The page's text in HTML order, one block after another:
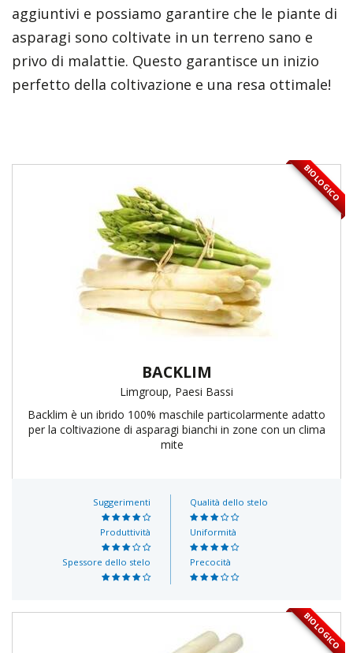
aggiuntivi e possiamo garantire che le piante di
asparagi sono coltivate in un terreno sano e
privo di malattie. Questo garantisce un inizio
perfetto della coltivazione e una resa ottimale!
BIOLOGICO
BACKLIM
Limgroup, Paesi Bassi
Backlim è un ibrido 100% maschile particolarmente adatto
per la coltivazione di asparagi bianchi in zone con un clima
mite
Suggerimenti
Produttività
Spessore dello stelo
Qualità dello stelo
Uniformità
Precocità
BIOLOGICO